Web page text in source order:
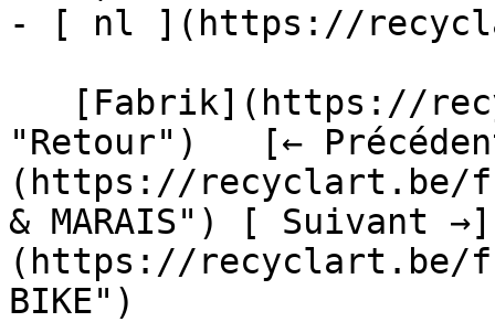
- [ nl ](https://
"Retour")   [←
(https://recyclart.be/
& MARAIS") [ Suivant →]
(https://recyclart.be/
BIKE")